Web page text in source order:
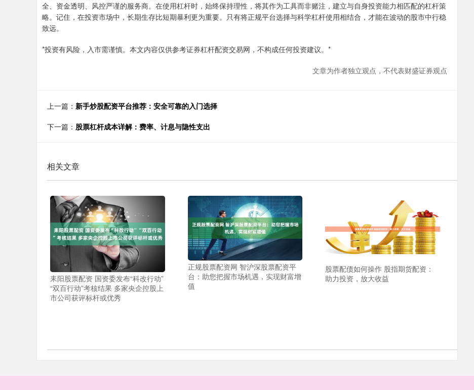
全、资金透明、风控严谨的服务商。在使用杠杆时，始终保持理性，将其作为工具而非赌注，建立与自身投资能力相匹配的杠杆策
略。记住，在投资市场中，长期生存比短期暴利更为重要。只有将正规平台选择与科学杠杆使用相结合，才能在波动的股市中行稳
致远。
*投资有风险，入市需谨慎。本文内容仅供参考证券杠杆配资交易网，不构成任何投资建议。*
文章为作者独立观点，不代表财盛证券观点
上一篇： 新手炒股配资平台推荐：安全可靠的入门选择
下一篇： 股票杠杆成本详解：费率、计息与隐性支出
相关文章
耒阳股票配资 国资委发布“科改行动”
“双百行动”考核结果 多家央企控股上
市公司获评标杆或优秀
正规股票配资网 智沪深股票配资平
台：助您把握市场机遇，实现财富增
值
股票配债如何操作 股指期货配资：
助力投资，放大收益